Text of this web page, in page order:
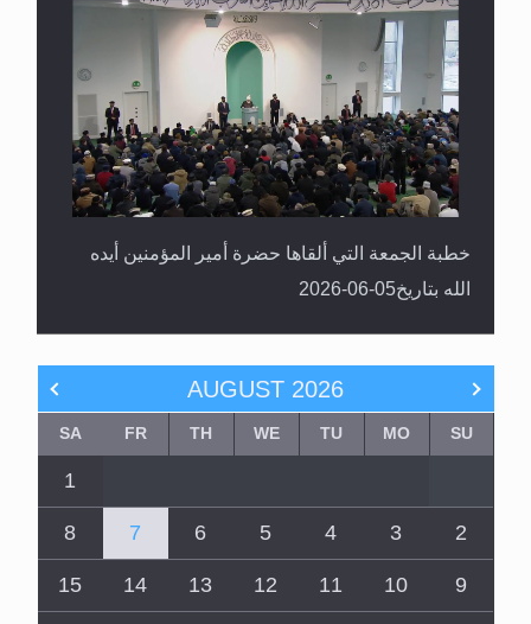
خطبة الجمعة التي ألقاها حضرة أمير المؤمنين أيده
الله بتاريخ05-06-2026
AUGUST 2026
SU
MO
TU
WE
TH
FR
SA
1
2
3
4
5
6
7
8
9
10
11
12
13
14
15